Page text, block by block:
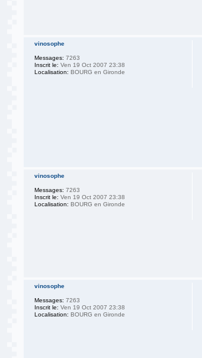
vinosophe
Messages: 7263
Inscrit le: Ven 19 Oct 2007 23:38
Localisation: BOURG en Gironde
vinosophe
Messages: 7263
Inscrit le: Ven 19 Oct 2007 23:38
Localisation: BOURG en Gironde
vinosophe
Messages: 7263
Inscrit le: Ven 19 Oct 2007 23:38
Localisation: BOURG en Gironde